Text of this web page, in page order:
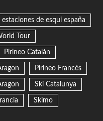
estaciones de esqui españa
Tour
Pirineo Catalán
Pirineo Francés
Ski Catalunya
Skimo